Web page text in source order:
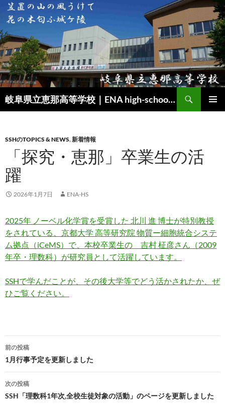
岐阜県立恵那高等学校｜ENA high-school｜SSH（スーパーサイエンスハイスクール）
索
ン
ス
キ
ッ
SSHのTOPICS & NEWS,新着情報
「探究・恵那」卒業生の活
躍
2026年1月7日 ENA-HS
2025年 ノーベル化学賞を受賞した 北川 進 博士が特別教授
をされている、京都大学 高等研究院 物質ー細胞統合システ
ム拠点（iCeMS）で、本校卒業生の 吉村 柾彦さん（2009
年卒・理数科）が研究員として活躍しています。
SSHで学んだことが、その後大学等でどう活かされたか、ぜ
ひご覧ください。
投
稿
ナ
ビ
前の投稿
1月行事予定を更新しました
次の投稿
SSH「理数科1年次,全校生徒対象の活動」のページを更新しました